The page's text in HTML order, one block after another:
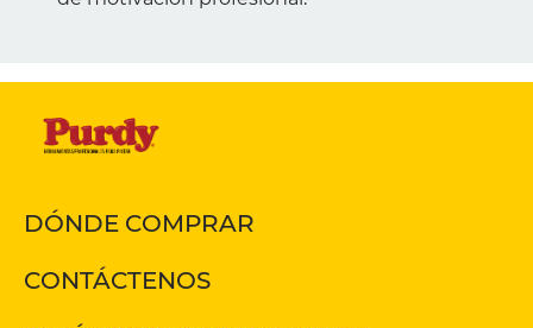
DÓNDE COMPRAR
CONTÁCTENOS